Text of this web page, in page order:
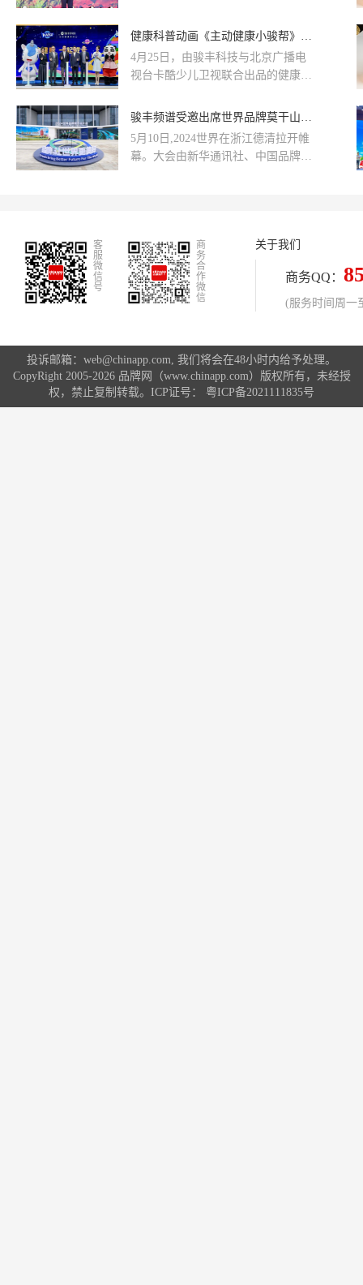
探讨主动健康相关话题。会上,骏丰科
的阐述,也对主动健康的规划提出科学
的方法论,得到参会嘉宾的高度认可。
推广将助力健康事业和健康产业的高
质量发展,让主动健康的成果惠及更多
人群。
健康科普动画《主动健康小骏帮》首发， 骏丰科技开启全民健康新纪元
4月25日，由骏丰科技与北京广播电
视台卡酷少儿卫视联合出品的健康科
播。骏丰科技董事长陈险峰表示：“青
扎根，是我们打造《主动健康小骏
帮》的初心。”他表示，骏丰科技始终
​骏丰频谱受邀出席世界品牌莫干山大会，探讨大健康新质发展
5月10日,2024世界在浙江德清拉开帷
幕。大会由新华通讯社、中国品牌建
4000余人,聚焦全球品牌话题,发出全
球品牌声音。
客
服
微
信
号
商
务
合
作
微
信
关于我们
商务QQ：
(服务时间周一
投诉邮箱：web@chinapp.com, 我们将会在48小时内给予处理。
CopyRight 2005-2026 品牌网（www.chinapp.com）版权所有，未经授
权，禁止复制转载。ICP证号： 粤ICP备2021111835号